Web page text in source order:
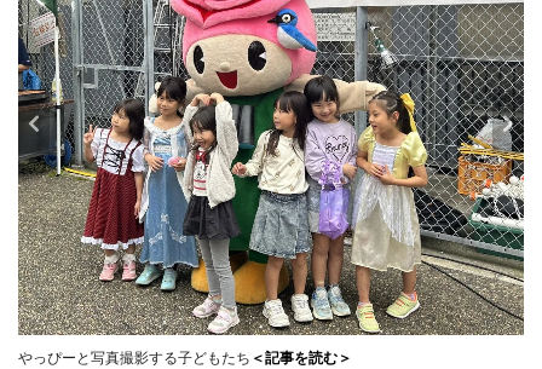
やっぴーと写真撮影する子どもたち ＜記事を読む＞